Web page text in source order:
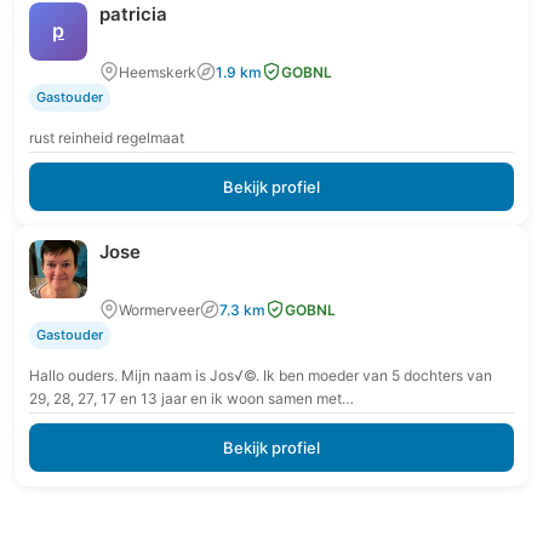
p
patricia
Heemskerk 1.9 km GOBNL
Gastouder
rust reinheid regelmaat
Bekijk profiel
Jose
Wormerveer 7.3 km GOBNL
Gastouder
Hallo ouders. Mijn naam is Jos√©. Ik ben moeder van 5 dochters van
29, 28, 27, 17 en 13 jaar en ik woon samen met…
Bekijk profiel